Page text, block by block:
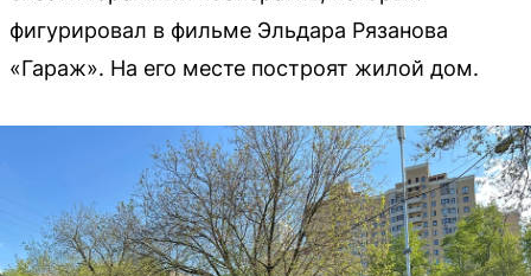
фигурировал в фильме Эльдара Рязанова
«Гараж». На его месте построят жилой дом.